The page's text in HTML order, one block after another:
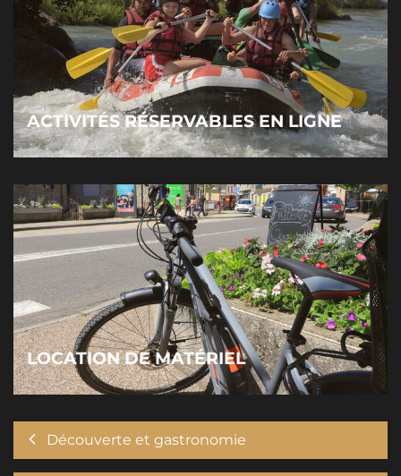
ACTIVITÉS RÉSERVABLES EN LIGNE
LOCATION DE MATÉRIEL
Découverte et gastronomie